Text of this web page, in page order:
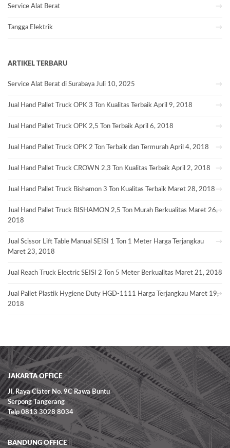
Service Alat Berat
Tangga Elektrik
ARTIKEL TERBARU
Service Alat Berat di Surabaya Juli 10, 2025
Jual Hand Pallet Truck OPK 3 Ton Kualitas Terbaik April 9, 2018
Jual Hand Pallet Truck OPK 2,5 Ton Terbaik April 6, 2018
Jual Hand Pallet Truck OPK 2 Ton Terbaik dan Termurah April 4, 2018
Jual Hand Pallet Truck CROWN 2,3 Ton Kualitas Terbaik April 2, 2018
Jual Hand Pallet Truck Bishamon 3 Ton Kualitas Terbaik Maret 28, 2018
Jual Hand Pallet Truck BISHAMON 2,5 Ton Murah Berkualitas Maret 26,
2018
Jual Scissor Lift Table Manual SEISI 1 Ton 1 Meter Harga Terjangkau
Maret 23, 2018
Jual Reach Truck Electric SEISI 2 Ton 5 Meter Berkualitas Maret 21, 2018
Jual Pallet Plastik Hygiene Duty HGD-1111 Harga Terjangkau Maret 19,
2018
JAKARTA OFFICE
Jl. Raya Ciater No. 9C Rawa Buntu
Serpong Tangerang
Telp 0813 3028 8034
BANDUNG OFFICE